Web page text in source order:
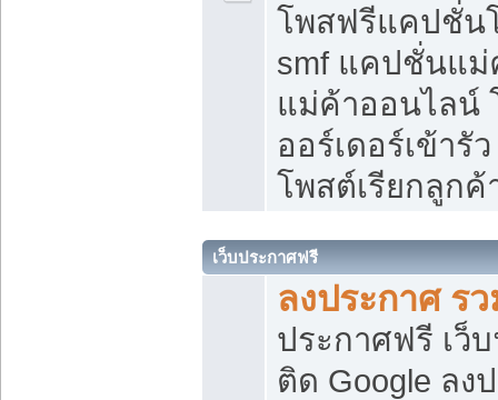
โพสฟรีแคปชั่น
smf แคปชั่นแ
แม่ค้าออนไลน์
ออร์เดอร์เข้ารั
โพสต์เรียกลูกค้
เว็บประกาศฟรี
ลงประกาศ ร
ประกาศฟรี เว็
ติด Google ลง